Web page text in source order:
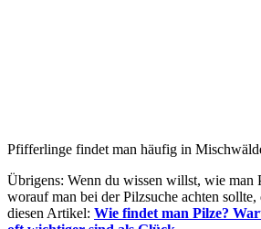
Pfifferlinge findet man häufig in
Übrigens: Wenn du wissen willst, wie man
worauf man bei der Pilzsuche achten
diesen Artikel: Wie findet man Pilze?